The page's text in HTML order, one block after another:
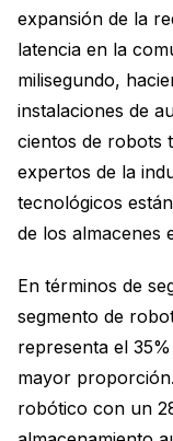
expansión de la
latencia en la
milisegundo,
instalaciones de
cientos de robots
expertos de la
tecnológicos
de los almacenes
En términos de
segmento de
representa el
mayor
robótico con un